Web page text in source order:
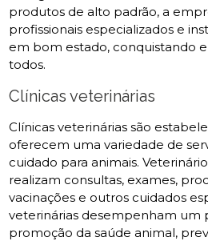
produtos de alto padrão, a
profissionais especializados e
em bom estado, conquistando
todos.
Clínicas veterinárias
Clínicas veterinárias são
oferecem uma variedade de
cuidado para animais.
realizam consultas, exames,
vacinações e outros cuidados
veterinárias desempenham um
promoção da saúde animal,